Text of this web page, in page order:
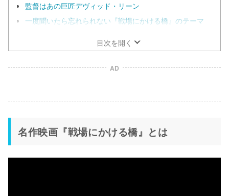
監督はあの巨匠デヴィッド・リーン
一度聞いたら忘れられない『戦場にかける橋』のテーマ
目次を開く
AD
名作映画『戦場にかける橋』とは